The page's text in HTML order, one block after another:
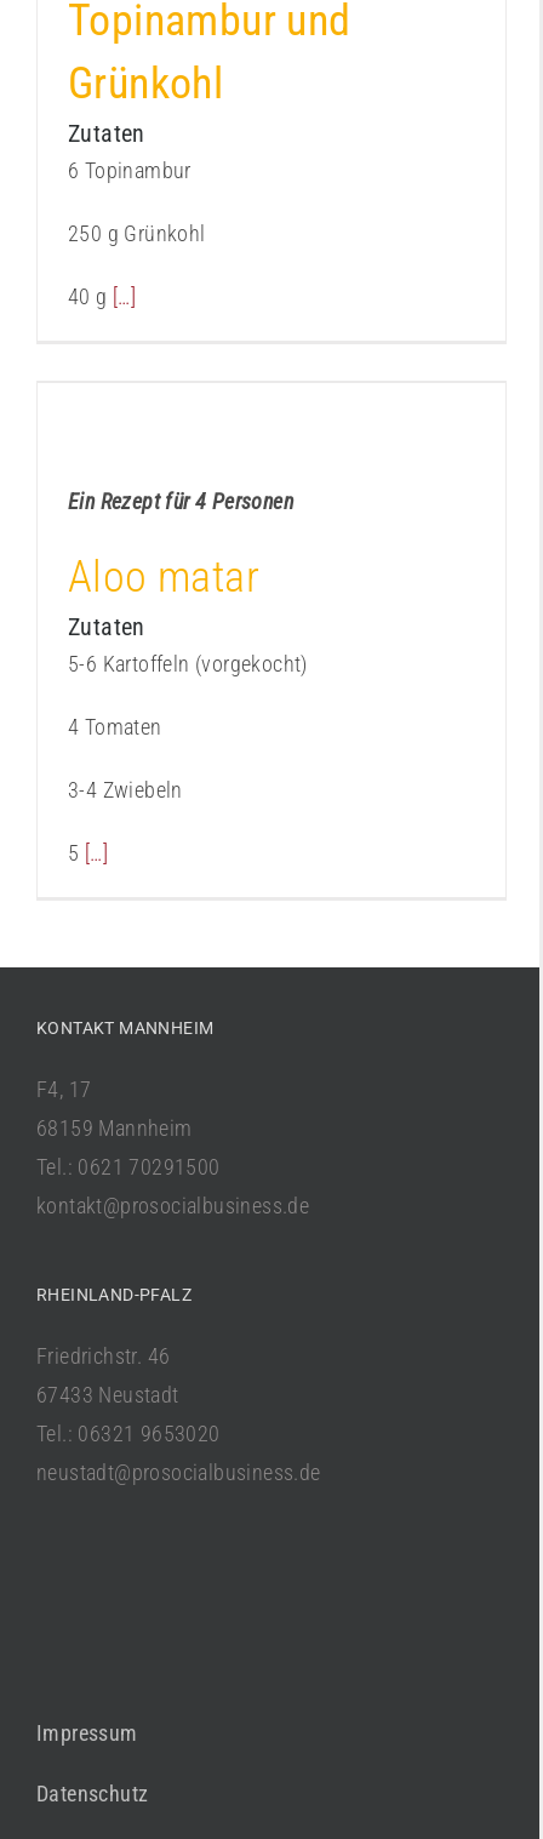
Topinambur und
Grünkohl
Zutaten
6 Topinambur
250 g Grünkohl
40 g […]
Ein Rezept für 4 Personen
Aloo matar
Zutaten
5-6 Kartoffeln (vorgekocht)
4 Tomaten
3-4 Zwiebeln
5 […]
KONTAKT MANNHEIM
F4, 17
68159 Mannheim
Tel.: 0621 70291500
kontakt@prosocialbusiness.de
RHEINLAND-PFALZ
Friedrichstr. 46
67433 Neustadt
Tel.: 06321 9653020
neustadt@prosocialbusiness.de
Impressum
Datenschutz